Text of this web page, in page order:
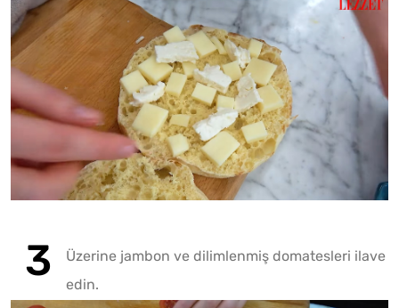
Üzerine jambon ve dilimlenmiş domatesleri ilave
edin.